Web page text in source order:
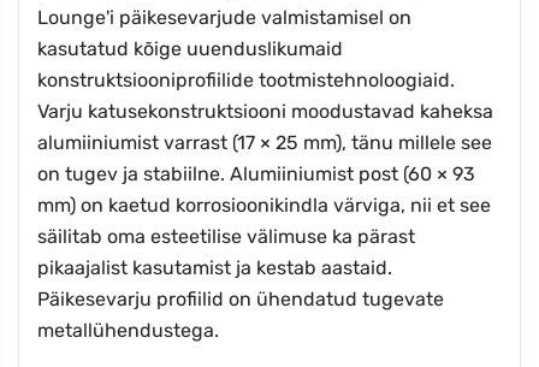
Lounge'i päikesevarjude valmistamisel on
kasutatud kõige uuenduslikumaid
konstruktsiooniprofiilide tootmistehnoloogiaid.
Varju katusekonstruktsiooni moodustavad kaheksa
alumiiniumist varrast (17 × 25 mm), tänu millele see
on tugev ja stabiilne. Alumiiniumist post (60 × 93
mm) on kaetud korrosioonikindla värviga, nii et see
säilitab oma esteetilise välimuse ka pärast
pikaajalist kasutamist ja kestab aastaid.
Päikesevarju profiilid on ühendatud tugevate
metallühendustega.